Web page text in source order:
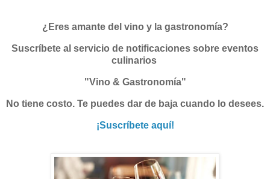
¿Eres amante del vino y la gastronomía?
Suscríbete al servicio de notificaciones sobre eventos
culinarios
"Vino & Gastronomía"
No tiene costo. Te puedes dar de baja cuando lo desees.
¡Suscríbete aquí!